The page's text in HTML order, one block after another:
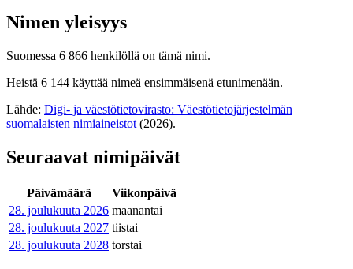
Nimen yleisyys
Suomessa 6 866 henkilöllä on tämä nimi.
Heistä 6 144 käyttää nimeä ensimmäisenä etunimenään.
Lähde: Digi- ja väestötietovirasto: Väestötietojärjestelmän
suomalaisten nimiaineistot (2026).
Seuraavat nimipäivät
Päivämäärä
Viikonpäivä
28. joulukuuta 2026 maanantai
28. joulukuuta 2027 tiistai
28. joulukuuta 2028 torstai